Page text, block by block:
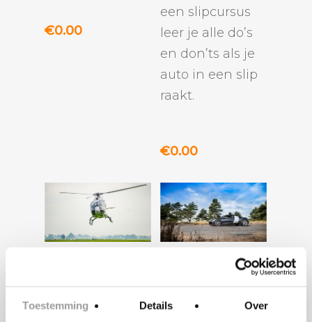
Toestemming Details Over
€0.00
een slipcursus
leer je alle do’s
en don’ts als je
auto in een slip
raakt.
€0.00
WINKELWAGEN
HELIKOPTER
TOEVOEGEN
WINKELWAGEN
SLAJESLAG:
RIJDEN IN EEN